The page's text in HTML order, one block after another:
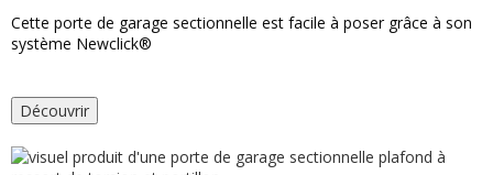
Cette porte de garage sectionnelle est facile à poser grâce à son
système Newclick®
Découvrir